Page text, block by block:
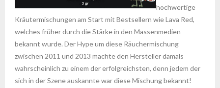
hochwertige
Kräutermischungen am Start mit Bestsellern wie Lava Red,
welches früher durch die Stärke in den Massenmedien
bekannt wurde. Der Hype um diese Räuchermischung
zwischen 2011 und 2013 machte den Hersteller damals
wahrscheinlich zu einem der erfolgreichsten, denn jedem der
sich in der Szene auskannte war diese Mischung bekannt!